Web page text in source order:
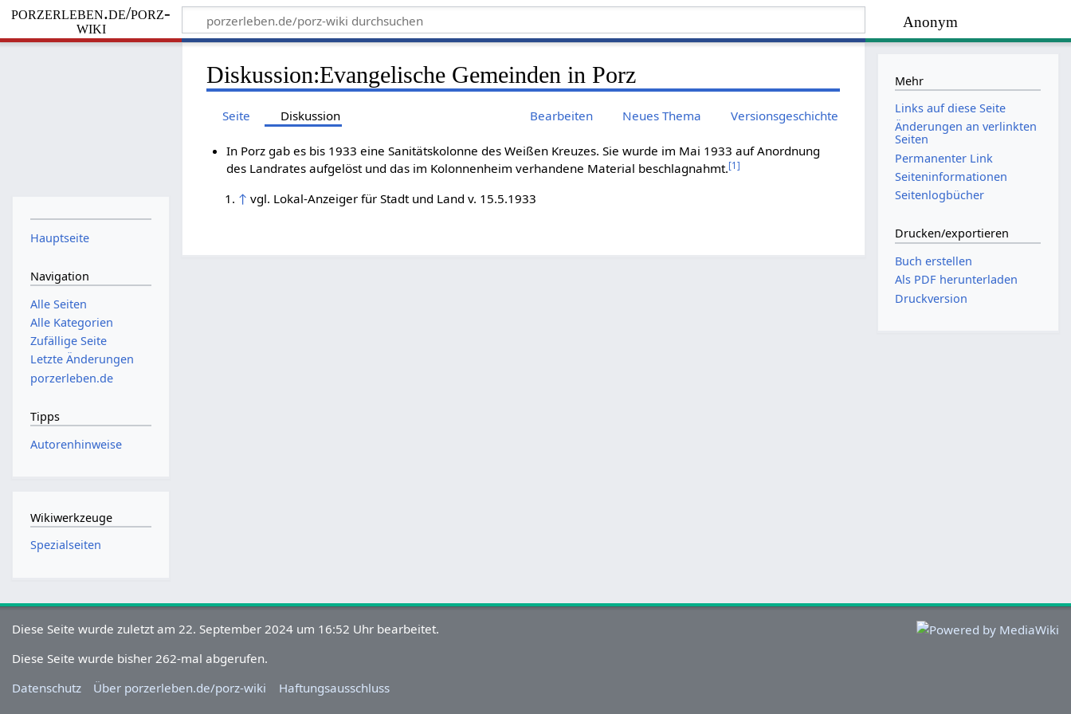
Anonym
porzerleben.de/porz-
wiki
Diskussion:Evangelische Gemeinden in Porz
Seite Diskussion Bearbeiten Neues Thema Versionsgeschichte
In Porz gab es bis 1933 eine Sanitätskolonne des Weißen Kreuzes. Sie wurde im Mai 1933 auf Anordnung
des Landrates aufgelöst und das im Kolonnenheim verhandene Material beschlagnahmt.[1 ]
↑ vgl. Lokal-Anzeiger für Stadt und Land v. 15.5.1933
Hauptseite
Navigation
Alle Seiten
Alle Kategorien
Zufällige Seite
Letzte Änderungen
porzerleben.de
Tipps
Autorenhinweise
Wikiwerkzeuge
Spezialseiten
Mehr
Links auf diese Seite
Änderungen an verlinkten
Seiten
Permanenter Link
Seiten­­informationen
Seitenlogbücher
Drucken/­exportieren
Buch erstellen
Als PDF herunterladen
Druckversion
Diese Seite wurde zuletzt am 22. September 2024 um 16:52 Uhr bearbeitet.
Diese Seite wurde bisher 262-mal abgerufen.
Datenschutz
Über porzerleben.de/porz-wiki Haftungsausschluss